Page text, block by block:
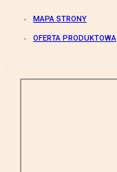
MAPA STRONY
OFERTA PRODUKTOWA